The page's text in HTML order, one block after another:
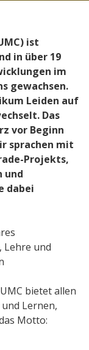
ist
in über 19
im
gewachsen.
Leiden auf
Das
vor Beginn
sprachen mit
Projekts,
und
dabei
Lehre und
bietet allen
Lernen,
Motto: